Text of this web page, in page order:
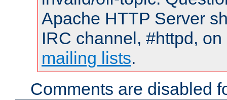
Apache HTTP Server
IRC channel, #httpd,
mailing lists.
Comments are disabled